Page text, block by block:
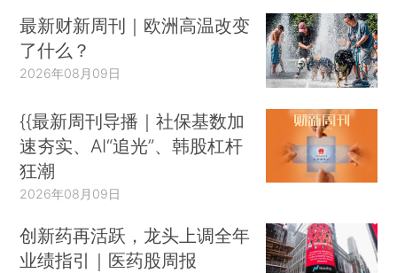
最新财新周刊｜欧洲高温改变
了什么？
2026年08月09日
{{最新周刊导播｜社保基数加
速夯实、AI“追光”、韩股杠杆
狂潮
2026年08月09日
创新药再活跃，龙头上调全年
业绩指引｜医药股周报